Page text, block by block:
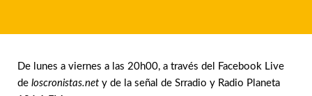
De lunes a viernes a las 20h00, a través del Facebook Live
de loscronistas.net y de la señal de Srradio y Radio Planeta